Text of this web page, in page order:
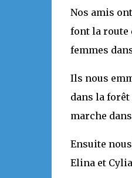
Nos amis
font la route
femmes
Ils nous
dans la
marche
Ensuite
Elina et